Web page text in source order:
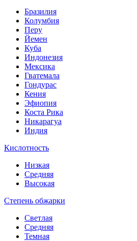
Бразилия
Колумбия
Перу
Йемен
Куба
Индонезия
Мексика
Гватемала
Гондурас
Кения
Эфиопия
Коста Рика
Никарагуа
Индия
Кислотность
Низкая
Средняя
Высокая
Степень обжарки
Светлая
Средняя
Темная